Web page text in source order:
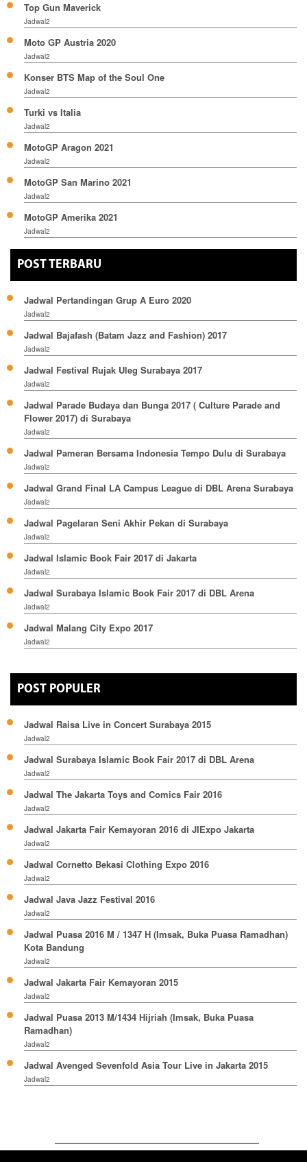
Top Gun Maverick
Jadwal2
Moto GP Austria 2020
Jadwal2
Konser BTS Map of the Soul One
Jadwal2
Turki vs Italia
Jadwal2
MotoGP Aragon 2021
Jadwal2
MotoGP San Marino 2021
Jadwal2
MotoGP Amerika 2021
Jadwal2
POST TERBARU
Jadwal Pertandingan Grup A Euro 2020
Jadwal2
Jadwal Bajafash (Batam Jazz and Fashion) 2017
Jadwal2
Jadwal Festival Rujak Uleg Surabaya 2017
Jadwal2
Jadwal Parade Budaya dan Bunga 2017 ( Culture Parade and
Flower 2017) di Surabaya
Jadwal2
Jadwal Pameran Bersama Indonesia Tempo Dulu di Surabaya
Jadwal2
Jadwal Grand Final LA Campus League di DBL Arena Surabaya
Jadwal2
Jadwal Pagelaran Seni Akhir Pekan di Surabaya
Jadwal2
Jadwal Islamic Book Fair 2017 di Jakarta
Jadwal2
Jadwal Surabaya Islamic Book Fair 2017 di DBL Arena
Jadwal2
Jadwal Malang City Expo 2017
Jadwal2
POST POPULER
Jadwal Raisa Live in Concert Surabaya 2015
Jadwal2
Jadwal Surabaya Islamic Book Fair 2017 di DBL Arena
Jadwal2
Jadwal The Jakarta Toys and Comics Fair 2016
Jadwal2
Jadwal Jakarta Fair Kemayoran 2016 di JIExpo Jakarta
Jadwal2
Jadwal Cornetto Bekasi Clothing Expo 2016
Jadwal2
Jadwal Java Jazz Festival 2016
Jadwal2
Jadwal Puasa 2016 M / 1347 H (Imsak, Buka Puasa Ramadhan)
Kota Bandung
Jadwal2
Jadwal Jakarta Fair Kemayoran 2015
Jadwal2
Jadwal Puasa 2013 M/1434 Hijriah (Imsak, Buka Puasa
Ramadhan)
Jadwal2
Jadwal Avenged Sevenfold Asia Tour Live in Jakarta 2015
Jadwal2